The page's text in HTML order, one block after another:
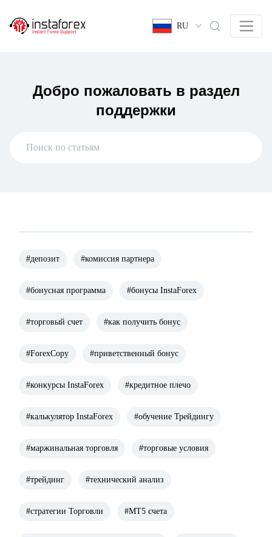
RU
Добро пожаловать в раздел
поддержки
#депозит #комиссия партнера
#бонусная программа #бонусы InstaForex
#торговый счет #как получить бонус
#ForexCopy #приветственный бонус
#конкурсы InstaForex #кредитное плечо
#калькулятор InstaForex #обучение Трейдингу
#маржинальная торговля #торговые условия
#трейдинг #технический анализ
#стратегии Торговли #МТ5 счета